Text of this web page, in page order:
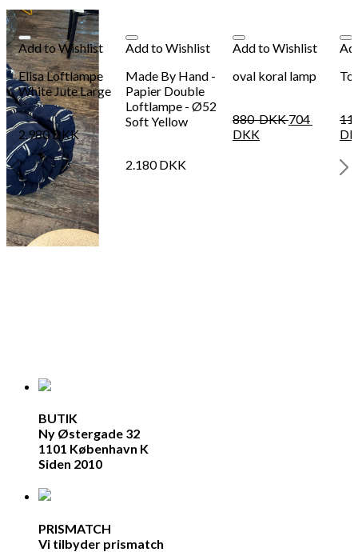
Add to Wishlist
Elisa Loftlampe
White Jute Large
2.980DKK
Add to Wishlist
Made By Hand -
Papier Double
Loftlampe - Ø52
Soft Yellow
2.180DKK
Add to Wishlist
oval koral lamp
880DKK 704
DKK
BUTIK
Ny Østergade 32
1101 København K
Siden 2010
PRISMATCH
Vi tilbyder prismatch